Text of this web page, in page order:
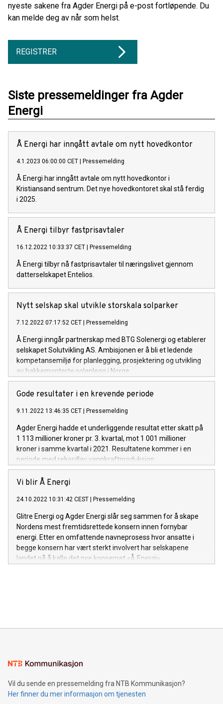
nyeste sakene fra Agder Energi på e-post fortløpende. Du
kan melde deg av når som helst.
REGISTRER
Siste pressemeldinger fra Agder
Energi
Å Energi har inngått avtale om nytt hovedkontor
4.1.2023 06:00:00 CET | Pressemelding
Å Energi har inngått avtale om nytt hovedkontor i
Kristiansand sentrum. Det nye hovedkontoret skal stå ferdig
i 2025.
Å Energi tilbyr fastprisavtaler
16.12.2022 10:33:37 CET | Pressemelding
Å Energi tilbyr nå fastprisavtaler til næringslivet gjennom
datterselskapet Entelios.
Nytt selskap skal utvikle storskala solparker
7.12.2022 07:17:52 CET | Pressemelding
Å Energi inngår partnerskap med BTG Solenergi og etablerer
selskapet Solutvikling AS. Ambisjonen er å bli et ledende
kompetansemiljø for planlegging, prosjektering og utvikling
av bakkemonterte solanlegg i Norge.
Gode resultater i en krevende periode
9.11.2022 13:46:35 CET | Pressemelding
Agder Energi hadde et underliggende resultat etter skatt på
1 113 millioner kroner pr. 3. kvartal, mot 1 001 millioner
kroner i samme kvartal i 2021. Resultatene kommer i en
periode med rekordlav vannkraftproduksjon.
Vi blir Å Energi
24.10.2022 10:31:42 CEST | Pressemelding
Glitre Energi og Agder Energi slår seg sammen for å skape
Nordens mest fremtidsrettede konsern innen fornybar
energi. Etter en omfattende navneprosess hvor ansatte i
begge konsern har vært sterkt involvert har selskapene
landet på å kalle det nye konsernet «Å Energi».
Vil du sende en pressemelding fra NTB Kommunikasjon?
Her finner du mer informasjon om tjenesten